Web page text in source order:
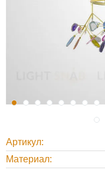
Артикул
Материал